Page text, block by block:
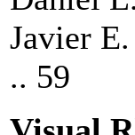
Javier
.. 59